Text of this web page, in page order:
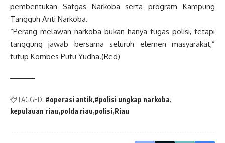
pembentukan Satgas Narkoba serta program Kampung
Tangguh Anti Narkoba.
“Perang melawan narkoba bukan hanya tugas polisi, tetapi
tanggung jawab bersama seluruh elemen masyarakat,”
tutup Kombes Putu Yudha.(Red)
TAGGED: #operasi antik #polisi ungkap narkoba
kepulauan riau polda riau polisi Riau